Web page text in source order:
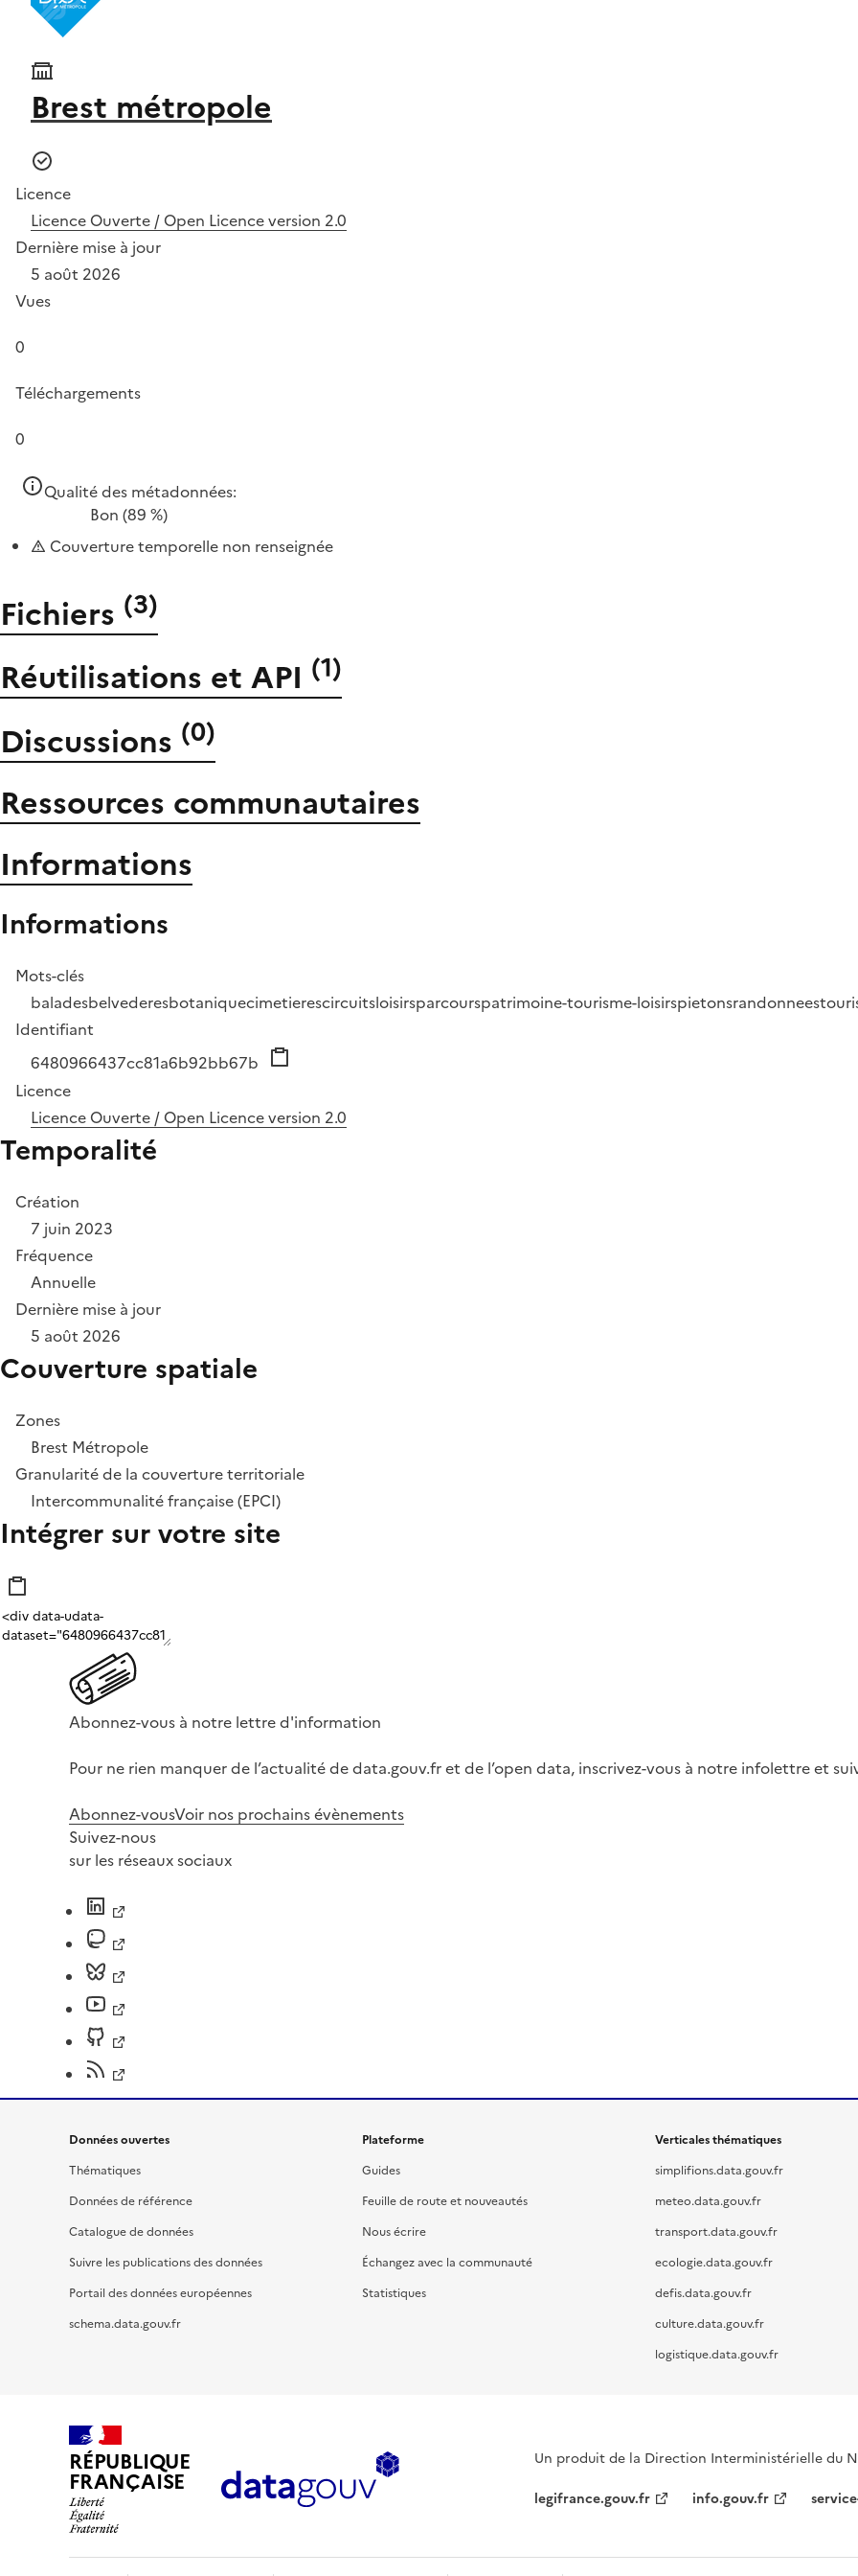
Brest métropole
Licence
Licence Ouverte / Open Licence version 2.0
Dernière mise à jour
5 août 2026
Vues
0
Téléchargements
0
Qualité des métadonnées:
Bon (89 %)
Couverture temporelle non renseignée
Fichiers (3)
Réutilisations et API (1)
Discussions (0)
Ressources communautaires
Informations
Informations
Mots-clés
baladesbelvederesbotaniquecimetierescircuitsloisirsparcourspatrimoine-tourisme-loisirspietonsrandonnees
Identifiant
6480966437cc81a6b92bb67b
Licence
Licence Ouverte / Open Licence version 2.0
Temporalité
Création
7 juin 2023
Fréquence
Annuelle
Dernière mise à jour
5 août 2026
Couverture spatiale
Zones
Brest Métropole
Granularité de la couverture territoriale
Intercommunalité française (EPCI)
Intégrer sur votre site
Abonnez-vous à notre lettre d'information
Pour ne rien manquer de l’actualité de data.gouv.fr et de l’open data, inscrivez-vous à notre infolettre et
Abonnez-vousVoir nos prochains évènements
Suivez-nous
sur les réseaux sociaux
Données ouvertes
Thématiques
Données de référence
Catalogue de données
Suivre les publications des données
Portail des données européennes
schema.data.gouv.fr
Plateforme
Guides
Feuille de route et nouveautés
Nous écrire
Échangez avec la communauté
Statistiques
Verticales thématiques
simplifions.data.gouv.fr
meteo.data.gouv.fr
transport.data.gouv.fr
ecologie.data.gouv.fr
defis.data.gouv.fr
culture.data.gouv.fr
logistique.data.gouv.fr
RÉPUBLIQUE
FRANÇAISE
Un produit de la Direction Interministérielle du
legifrance.gouv.fr
info.gouv.fr